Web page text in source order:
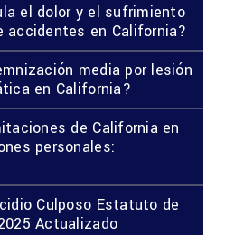
el dolor y el sufrimiento
accidentes en California?
media por lesión
en California?
de California en
personales:
Culposo Estatuto de
Actualizado